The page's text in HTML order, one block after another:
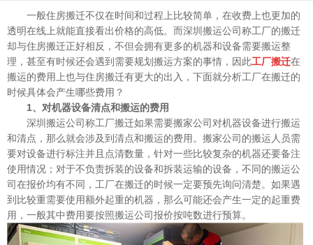
一般住房搬迁不仅在时间和过程上比较简单，在收费上也更加的
透明在线上就能直接看出价格的高低。而深圳搬运公司称工厂的搬迁
却与住房搬迁正好相反，不但会拥有更多的机器和设备需要搬运整
理，甚至有时候还会遇到需要规划搬运方案的事情，因此工厂搬迁在
搬运的费用上也与住房搬迁有更大的出入，下面就分析工厂在搬迁的
时候具体会产生哪些费用？
1、对机器设备清点和搬运的费用
深圳搬运公司称工厂搬迁如果需要搬家公司对机器设备进行搬运
和清点，那么就会涉及到清点和搬运的费用。搬家公司的搬运人员需
要对设备进行标注并且点清数量，针对一些比较复杂的机器还要备注
使用情况；对于不负责拆装的设备和拆装运输的设备，不同的搬运公
司在报价均有不同，工厂在搬迁的时候一定要预先询问清楚。如果遇
到比较重需要使用额外起重的机器，那么可能还会产生一定的起重费
用，一般其中费用要按照搬运公司报价按吨数进行预算。